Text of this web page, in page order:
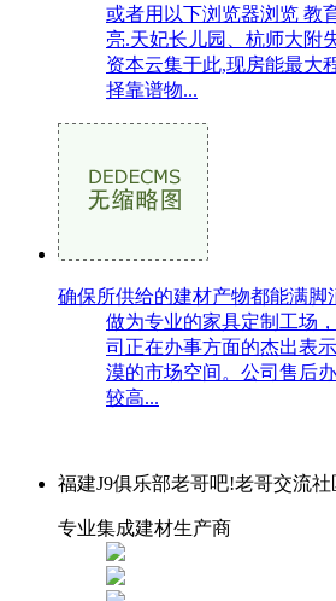
或者用以下浏览器浏览 教
亮.天妃长儿园、杭师大附
资本云集于此,现房能最大
择靠谱物...
确保所供给的建材产物都能满脚
做为专业的家具定制工场
司正在办事方面的杰出表
漠的市场空间。公司售后
较高...
福建J9俱乐部老哥吧!老哥交流社
专业集成建材生产商